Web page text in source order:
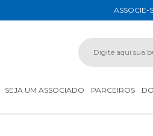
ASSOCIE-
SEJA UM ASSOCIADO PARCEIROS